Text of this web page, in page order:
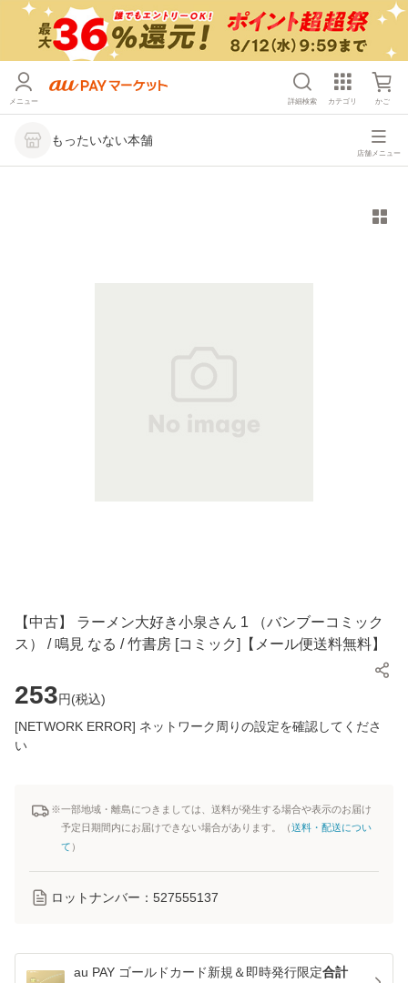
メニュー 詳細検索 カテゴリ かご
もったいない本舗
店舗メニュー
【中古】 ラーメン大好き小泉さん 1 （バンブーコミック
ス） / 鳴見 なる / 竹書房 [コミック]【メール便送料無料】
253円(税込)
[NETWORK ERROR] ネットワーク周りの設定を確認してくださ
い
※一部地域・離島につきましては、送料が発生する場合や表示のお届け
予定日期間内にお届けできない場合があります。（送料・配送につい
て ）
ロットナンバー： 527555137
au PAY ゴールドカード新規＆即時発行限定合計